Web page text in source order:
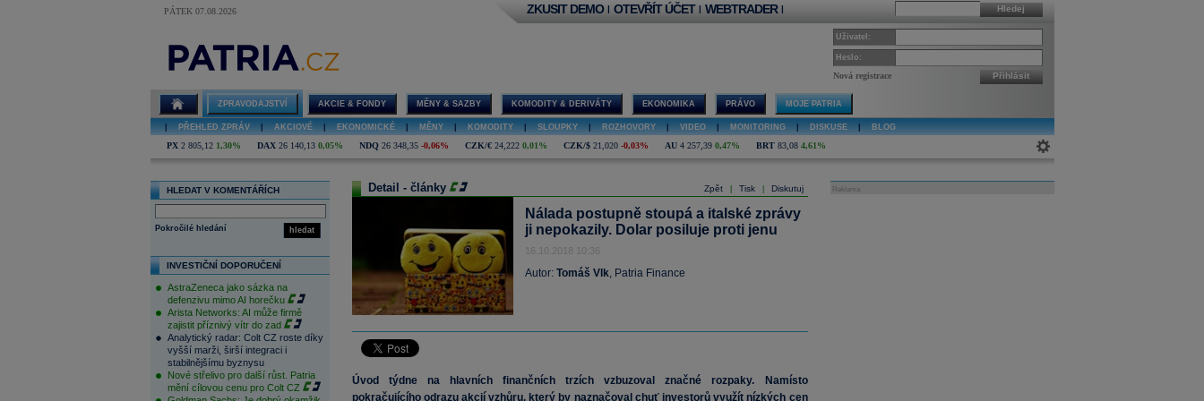
PÁTEK 07.08.2026 Hledej
ZKUSIT DEMO | OTEVŘÍT ÚČET | WEBTRADER |
Uživatel:
Heslo:
Nová registrace Přihlásit
ZPRAVODAJSTVÍ AKCIE & FONDY MĚNY & SAZBY KOMODITY & DERIVÁTY EKONOMIKA PRÁVO MOJE PATRIA
PŘEHLED ZPRÁV AKCIOVÉ EKONOMICKÉ MĚNY KOMODITY SLOUPKY ROZHOVORY VIDEO MONITORING DISKUSE BLOG
PX 2 805,12 1,30% DAX 26 140,13 0,05% NDQ 26 348,35 -0,06% CZK/€ 24,222 0,01% CZK/$ 21,020 -0,03% AU 4 257,39 0,47% BRT 83,08 4,61%
HLEDAT V KOMENTÁŘÍCH
hledat
Pokročilé hledání
INVESTIČNÍ DOPORUČENÍ
AstraZeneca jako sázka na
defenzivu mimo AI horečku
Arista Networks: AI může firmě
zajistit příznivý vítr do zad
Analytický radar: Colt CZ roste díky
vyšší marži, širší integraci i
stabilnějšímu byznysu
Nové střelivo pro další růst. Patria
mění cílovou cenu pro Colt CZ
Zpět Tisk Diskutuj
Detail - články
Nálada postupně stoupá a italské zprávy
ji nepokazily. Dolar posiluje proti jenu
16.10.2018 10:36
Autor: Tomáš Vlk, Patria Finance
Úvod týdne na hlavních finančních trzích vzbuzoval značné rozpaky. Namísto
pokračujícího odrazu akcií vzhůru, který by naznačoval chuť investorů využít nízkých cen
Reklama